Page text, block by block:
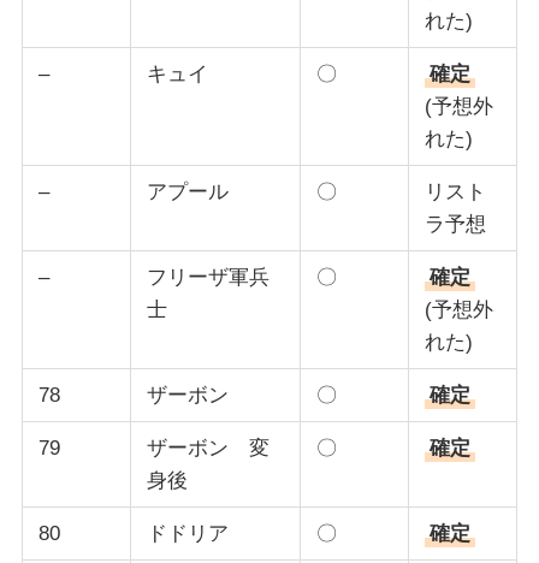
れた)
– キュイ 〇
確定
(予想外
れた)
– アプール 〇
リスト
ラ予想
–
フリーザ軍兵
士
〇
確定
(予想外
れた)
78 ザーボン 〇 確定
79
ザーボン 変
身後
〇 確定
80 ドドリア 〇 確定